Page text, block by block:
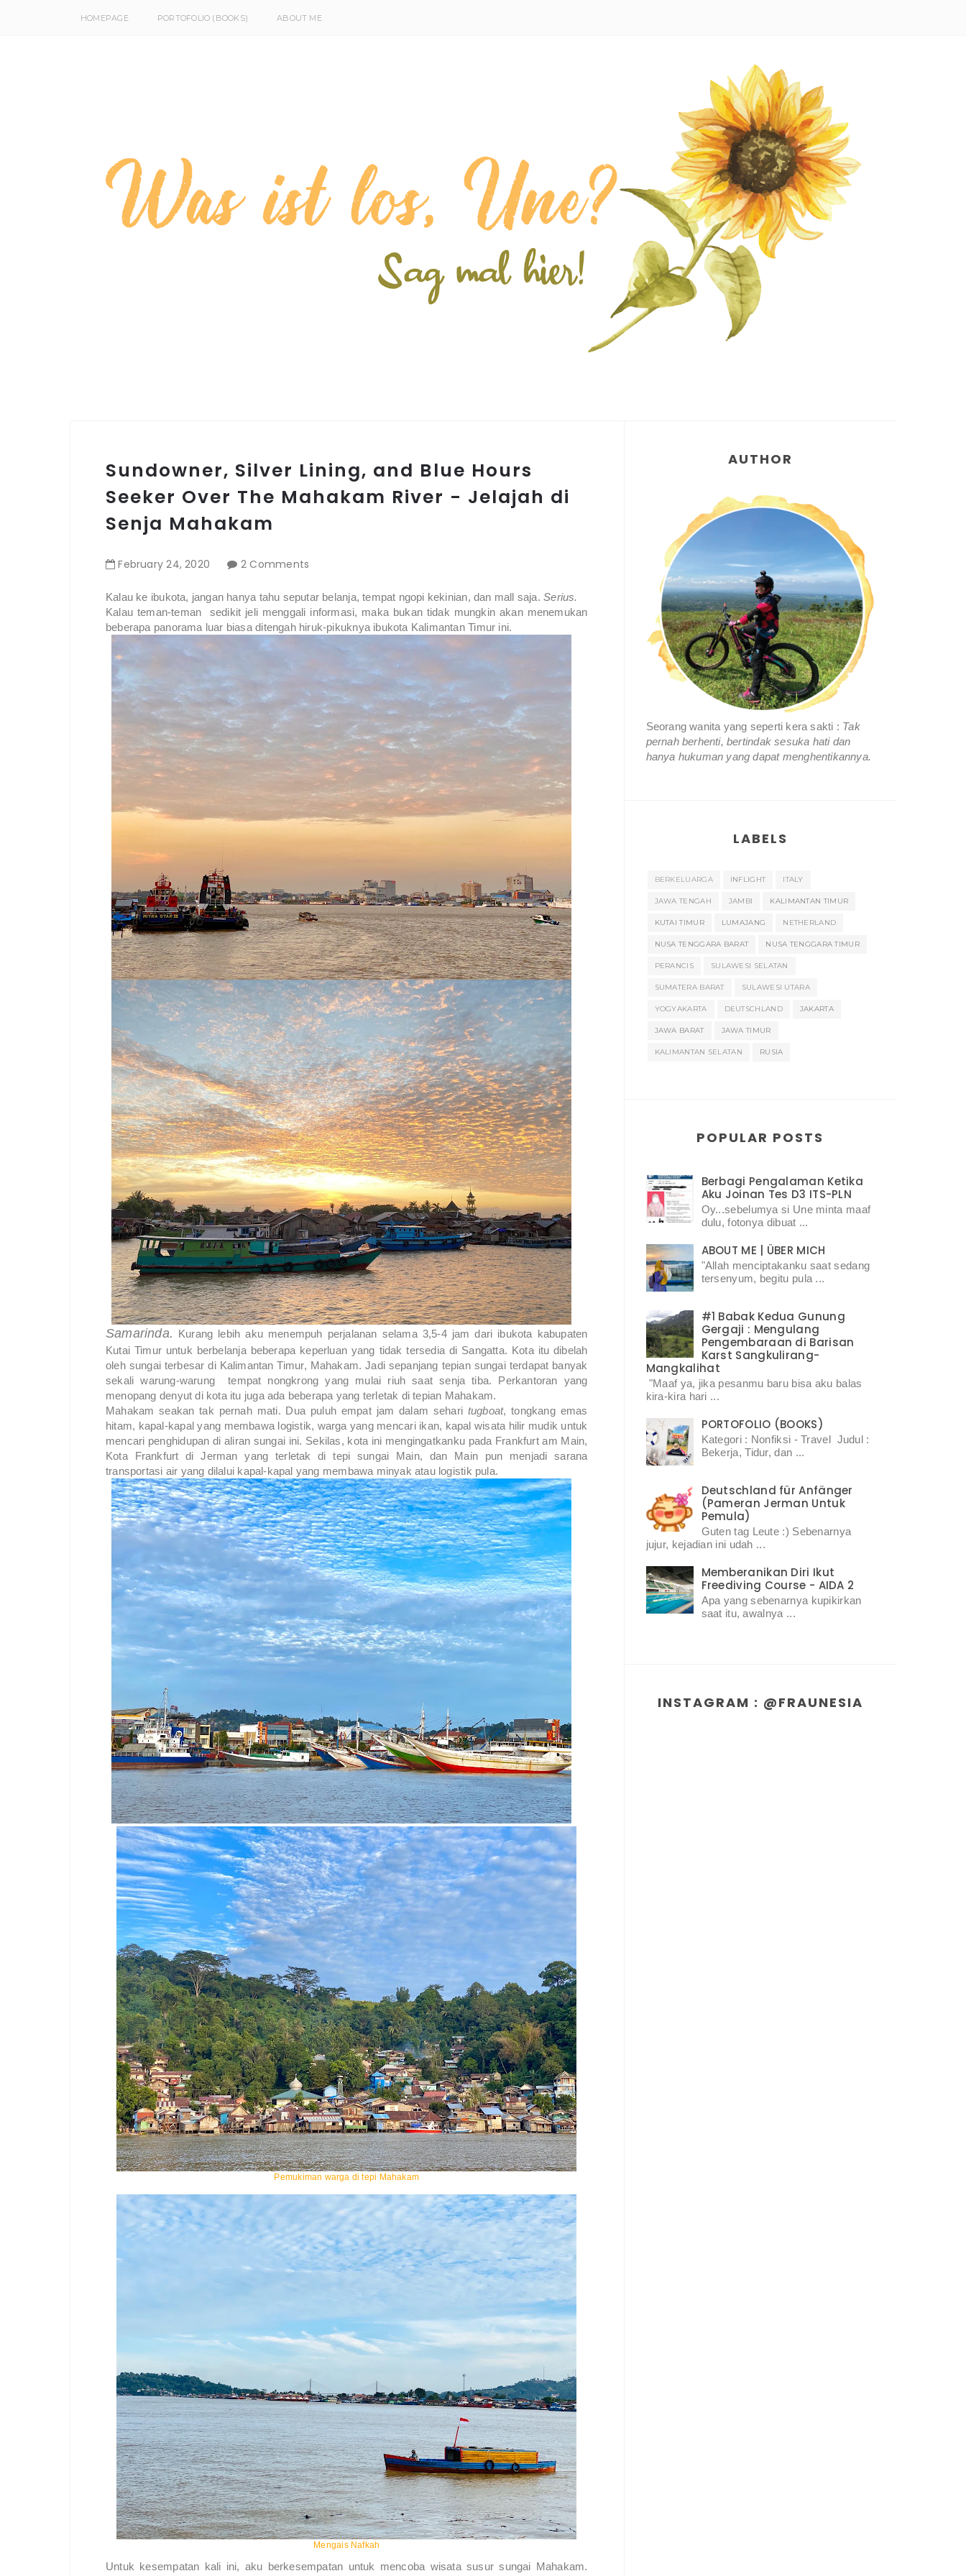
HOMEPAGE PORTOFOLIO (BOOKS) ABOUT ME
Sundowner, Silver Lining, and Blue Hours
Seeker Over The Mahakam River - Jelajah di
Senja Mahakam
February 24,2020 2 Comments
Kalau ke ibukota, jangan hanya tahu seputar belanja, tempat ngopi kekinian, dan mall saja.Serius.
Kalau teman-teman sedikit jeli menggali informasi, maka bukan tidak mungkin akan menemukan
beberapa panorama luar biasa ditengah hiruk-pikuknya ibukota Kalimantan Timur ini.
Samarinda. Kurang lebih aku menempuh perjalanan selama 3,5-4 jam dari ibukota kabupaten
Kutai Timur untuk berbelanja beberapa keperluan yang tidak tersedia di Sangatta. Kota itu dibelah
oleh sungai terbesar di Kalimantan Timur, Mahakam. Jadi sepanjang tepian sungai terdapat banyak
sekali warung-warung tempat nongkrong yang mulai riuh saat senja tiba. Perkantoran yang
menopang denyut di kota itu juga ada beberapa yang terletak di tepian Mahakam.
Mahakam seakan tak pernah mati. Dua puluh empat jam dalam sehari tugboat, tongkang emas
hitam, kapal-kapal yang membawa logistik, warga yang mencari ikan, kapal wisata hilir mudik untuk
mencari penghidupan di aliran sungai ini. Sekilas, kota ini mengingatkanku pada Frankfurt am Main,
Kota Frankfurt di Jerman yang terletak di tepi sungai Main, dan Main pun menjadi sarana
transportasi air yang dilalui kapal-kapal yang membawa minyak atau logistik pula.
Pemukiman warga di tepi Mahakam
Mengais Nafkah
Untuk kesempatan kali ini, aku berkesempatan untuk mencoba wisata susur sungai Mahakam.
AUTHOR
Seorang wanita yang seperti kera sakti : Tak
pernah berhenti, bertindak sesuka hati dan
hanya hukuman yang dapat menghentikannya.
LABELS
BERKELUARGA INFLIGHT ITALY
JAWA TENGAH JAMBI KALIMANTAN TIMUR
KUTAI TIMUR LUMAJANG NETHERLAND
NUSA TENGGARA BARAT NUSA TENGGARA TIMUR
PERANCIS SULAWESI SELATAN
SUMATERA BARAT SULAWESI UTARA
YOGYAKARTA DEUTSCHLAND JAKARTA
JAWA BARAT JAWA TIMUR
KALIMANTAN SELATAN RUSIA
POPULAR POSTS
Berbagi Pengalaman Ketika
Aku Joinan Tes D3 ITS-PLN
Oy...sebelumya si Une minta maaf
dulu, fotonya dibuat ...
ABOUT ME | ÜBER MICH
"Allah menciptakanku saat sedang
tersenyum, begitu pula ...
#1 Babak Kedua Gunung
Gergaji : Mengulang
Pengembaraan di Barisan
Karst Sangkulirang-
Mangkalihat
"Maaf ya, jika pesanmu baru bisa aku balas
kira-kira hari ...
PORTOFOLIO (BOOKS)
Kategori : Nonfiksi - Travel Judul :
Bekerja, Tidur, dan ...
Deutschland für Anfänger
(Pameran Jerman Untuk
Pemula)
Guten tag Leute :) Sebenarnya
jujur, kejadian ini udah ...
Memberanikan Diri Ikut
Freediving Course - AIDA 2
Apa yang sebenarnya kupikirkan
saat itu, awalnya ...
INSTAGRAM : @FRAUNESIA